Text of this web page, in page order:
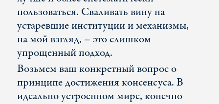
пользоваться. Сваливать вину на
устаревшие институции и механизмы,
на мой взгляд, – это слишком
упрощенный подход.
Возьмем ваш конкретный вопрос о
принципе достижения консенсуса. В
идеально устроенном мире, конечно